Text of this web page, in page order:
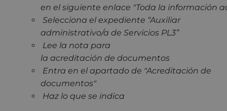
en el siguiente enlace "Toda la información
Selecciona el expediente “Auxiliar
administrativo/a de Servicios PL3”
Lee la nota para
la acreditación de documentos
Entra en el apartado de "Acreditación de
documentos"
Haz lo que se indica